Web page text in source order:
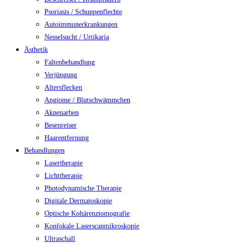
Psoriasis / Schuppenflechte
Autoimmunerkrankungen
Nesselsucht / Urtikaria
Ästhetik
Faltenbehandlung
Verjüngung
Altersflecken
Angiome / Blutschwämmchen
Aknenarben
Besenreiser
Haarentfernung
Behandlungen
Lasertherapie
Lichttherapie
Photodynamische Therapie
Digitale Dermatoskopie
Optische Kohärenztomografie
Konfokale Laserscanmikroskopie
Ultraschall